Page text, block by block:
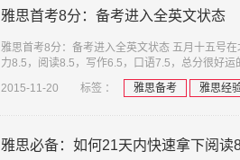
雅思首考8分：备考进入全英文状态
雅思首考8分：备考进入全英文状态 五月十五号
力8.5，阅读8.5，写作6.5，口语7.5，总分很好
2015-11-20
标签 ： 雅思备考 雅思经
雅思必备：如何21天内快速拿下阅读8